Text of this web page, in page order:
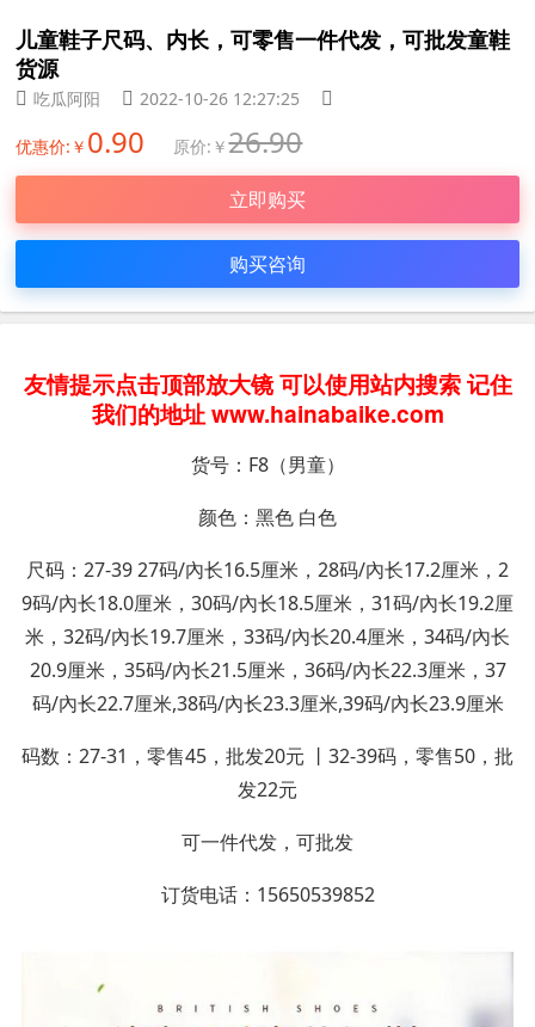
儿童鞋子尺码、内长，可零售一件代发，可批发童鞋
货源
吃瓜阿阳 2022-10-26 12:27:25
优惠价:￥ 0.90 原价:￥26.90
立即购买
购买咨询
友情提示点击顶部放大镜 可以使用站内搜索 记住
我们的地址 www.hainabaike.com
货号：F8（男童）
颜色：黑色 白色
尺码：27-39 27码/內长16.5厘米，28码/內长17.2厘米，2
9码/內长18.0厘米，30码/內长18.5厘米，31码/內长19.2厘
米，32码/內长19.7厘米，33码/內长20.4厘米，34码/內长
20.9厘米，35码/內长21.5厘米，36码/內长22.3厘米，37
码/內长22.7厘米,38码/內长23.3厘米,39码/內长23.9厘米
码数：27-31，零售45，批发20元 丨32-39码，零售50，批
发22元
可一件代发，可批发
订货电话：15650539852